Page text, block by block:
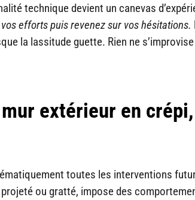
technique devient un canevas
efforts puis revenez sur vos hésitations.
la lassitude guette. Rien ne
extérieur en
toutes les interventions
projeté ou gratté, impose des